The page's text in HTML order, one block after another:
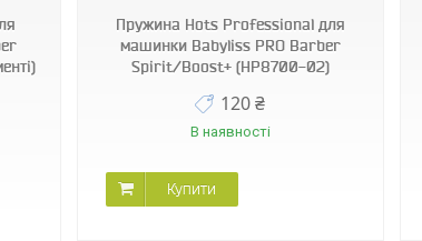
Пружина Hots Professional для
машинки Babyliss PRO Barber
Spirit/Boost+ (HP8700-02)
120 ₴
В наявності
Купити